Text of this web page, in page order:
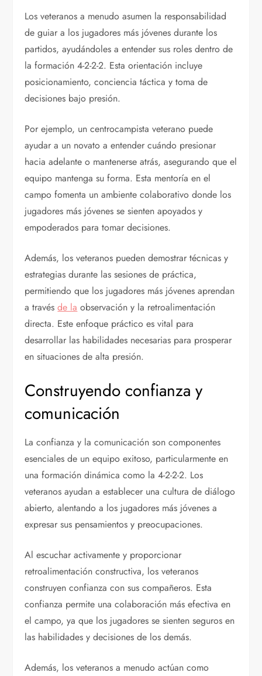
Los veteranos a menudo asumen la responsabilidad
de guiar a los jugadores más jóvenes durante los
partidos, ayudándoles a entender sus roles dentro de
la formación 4-2-2-2. Esta orientación incluye
posicionamiento, conciencia táctica y toma de
decisiones bajo presión.
Por ejemplo, un centrocampista veterano puede
ayudar a un novato a entender cuándo presionar
hacia adelante o mantenerse atrás, asegurando que el
equipo mantenga su forma. Esta mentoría en el
campo fomenta un ambiente colaborativo donde los
jugadores más jóvenes se sienten apoyados y
empoderados para tomar decisiones.
Además, los veteranos pueden demostrar técnicas y
estrategias durante las sesiones de práctica,
permitiendo que los jugadores más jóvenes aprendan
a travésde la observación y la retroalimentación
directa. Este enfoque práctico es vital para
desarrollar las habilidades necesarias para prosperar
en situaciones de alta presión.
Construyendo confianza y
comunicación
La confianza y la comunicación son componentes
esenciales de un equipo exitoso, particularmente en
una formación dinámica como la 4-2-2-2. Los
veteranos ayudan a establecer una cultura de diálogo
abierto, alentando a los jugadores más jóvenes a
expresar sus pensamientos y preocupaciones.
Al escuchar activamente y proporcionar
retroalimentación constructiva, los veteranos
construyen confianza con sus compañeros. Esta
confianza permite una colaboración más efectiva en
el campo, ya que los jugadores se sienten seguros en
las habilidades y decisiones de los demás.
Además, los veteranos a menudo actúan como